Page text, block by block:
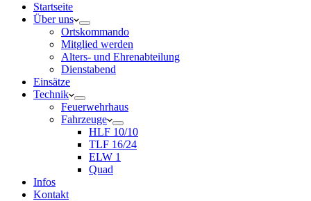
Startseite
Über uns
Ortskommando
Mitglied werden
Alters- und Ehrenabteilung
Dienstabend
Einsätze
Technik
Feuerwehrhaus
Fahrzeuge
HLF 10/10
TLF 16/24
ELW 1
Quad
Infos
Kontakt